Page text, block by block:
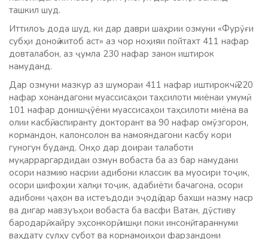
ташкил шуд.
Иттилоъ дода шуд, ки дар даври шаҳрии озмуни «Фурӯғи
субҳи доноӣ китоб аст» аз чор ноҳияи пойтахт 411 нафар
довталабон, аз ҷумла 230 нафар занон иштирок
намуданд.
Дар озмуни мазкур аз шумораи 411 нафар иштирокчӣ 220
нафар хонандагони муассисаҳои таҳсилоти миёнаи умумӣ,
101 нафар донишҷӯёни муассисаҳои таҳсилоти миёна ва
олии касбӣ, аспиранту докторант ва 90 нафар омӯзгорон,
кормандон, калонсолон ва намояндагони касбу кори
гуногун буданд. Онҳо дар доираи талаботи
муқарраргардидаи озмун вобаста ба аз бар намудани
осори назмию насрии адибони классик ва муосири тоҷик,
осори шифоҳии халқи тоҷик, адабиёти бачагона, осори
адибони ҷаҳон ва истеъдоди эҷодӣ дар бахши назму наср
ва дигар мавзуъҳои вобаста ба васфи Ватан, дӯстиву
бародарӣ, хайру эҳсонкорӣ, ишқи поки инсонӣ, тараннуми
ваҳдату сулҳу субот ва корнамоиҳои фарзандони